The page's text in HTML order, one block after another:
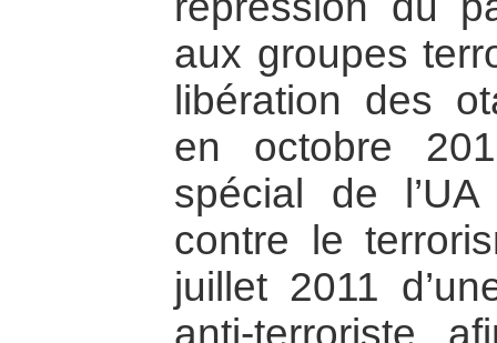
aux groupes
libération des
en octobre
spécial de
contre le
juillet 2011